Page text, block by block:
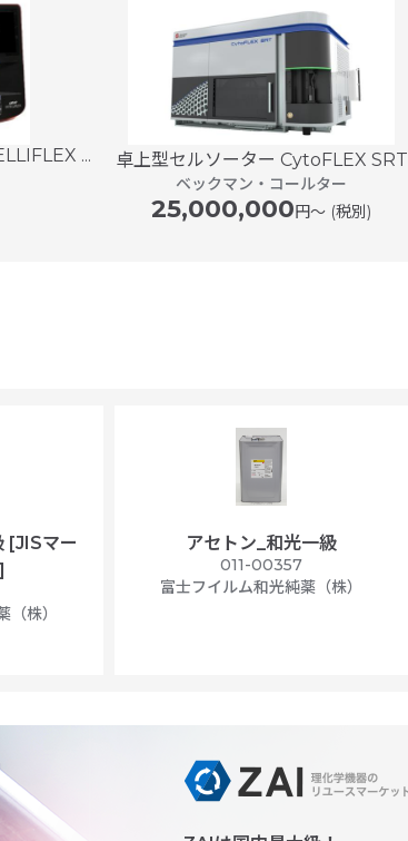
... 卓上型セルソーター CytoFLEX SRT
ベックマン・コールター
25,000,000円〜 (税別)
[JISマー
株）
アセトン_和光一級
011-00357
富士フイルム和光純薬（株）